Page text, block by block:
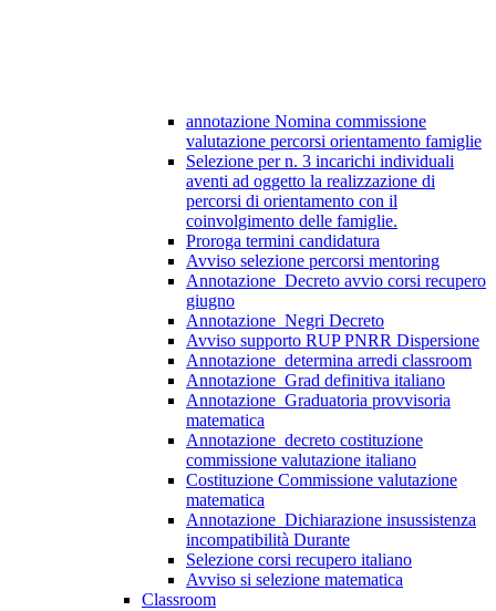
annotazione Nomina commissione
valutazione percorsi orientamento famiglie
Selezione per n. 3 incarichi individuali
aventi ad oggetto la realizzazione di
percorsi di orientamento con il
coinvolgimento delle famiglie.
Proroga termini candidatura
Avviso selezione percorsi mentoring
Annotazione_Decreto avvio corsi recupero
giugno
Annotazione_Negri Decreto
Avviso supporto RUP PNRR Dispersione
Annotazione_determina arredi classroom
Annotazione_Grad definitiva italiano
Annotazione_Graduatoria provvisoria
matematica
Annotazione_decreto costituzione
commissione valutazione italiano
Costituzione Commissione valutazione
matematica
Annotazione_Dichiarazione insussistenza
incompatibilità Durante
Selezione corsi recupero italiano
Avviso si selezione matematica
Classroom